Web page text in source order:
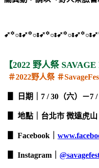
【2022 野人祭
＃2022野人祭 ＃
▋ 日期｜7 / 30（六）－7 /
▋ 地點｜台北市 微遠虎山
▋ Facebook｜
▋ Instagram｜